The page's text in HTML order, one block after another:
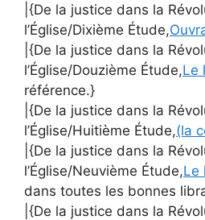
|{De la justice dans la
l’Église/Dixième Étude,
|{De la justice dans la
l’Église/Douzième Étude,Le
référence.}
|{De la justice dans la
l’Église/Huitième Étude,(la
|{De la justice dans la
l’Église/Neuvième Étude,Le
dans toutes les bonnes
|{De la justice dans la